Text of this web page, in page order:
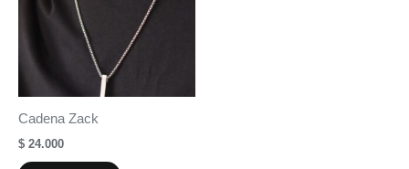
Cadena Zack
$ 24.000